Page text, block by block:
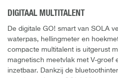
DIGITAAL MULTITALENT
De digitale GO! smart van SOLA
waterpas, hellingmeter en
compacte multitalent is uitgerust
magnetisch meetvlak met V-groef
inzetbaar. Dankzij de